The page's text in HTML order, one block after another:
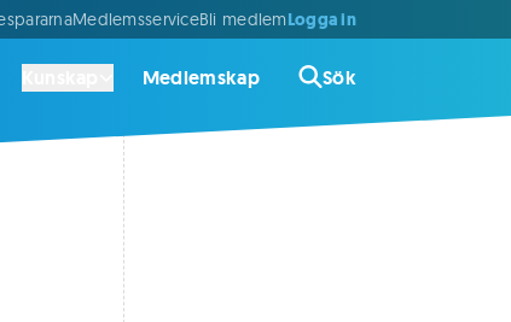
MedlemsserviceBli medlemLogga in
Medlemskap Sök